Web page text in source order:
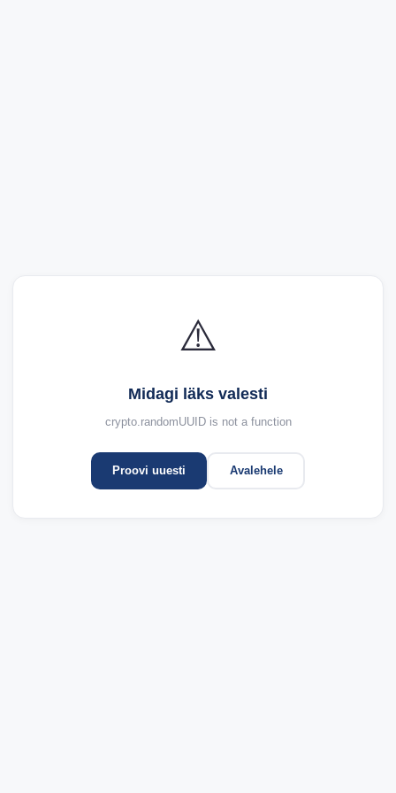
⚠️
Midagi läks valesti
crypto.randomUUID is not a function
Proovi uuesti Avalehele